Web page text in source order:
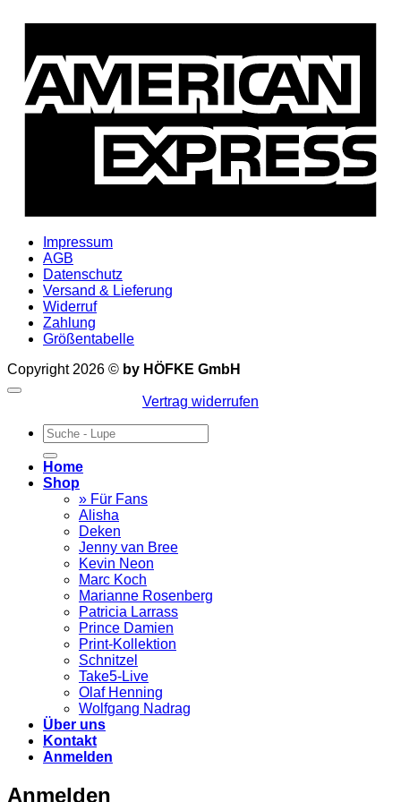
Impressum
AGB
Datenschutz
Versand & Lieferung
Widerruf
Zahlung
Größentabelle
Copyright 2026 © by HÖFKE GmbH
Vertrag widerrufen
Suchen
nach:
Home
Shop
» Für Fans
Alisha
Deken
Jenny van Bree
Kevin Neon
Marc Koch
Marianne Rosenberg
Patricia Larrass
Prince Damien
Print-Kollektion
Schnitzel
Take5-Live
Olaf Henning
Wolfgang Nadrag
Über uns
Kontakt
Anmelden
Anmelden